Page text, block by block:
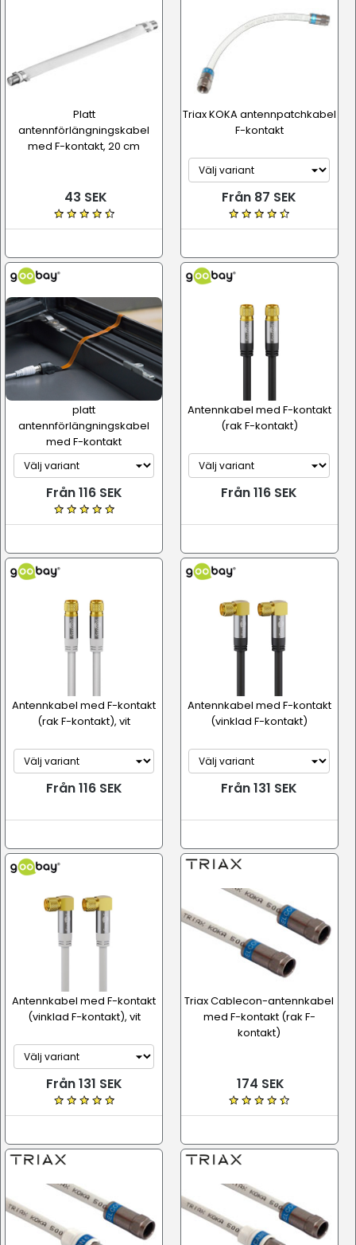
Platt
antennförlängningskabel
med F-kontakt, 20 cm
43 SEK
Triax KOKA antennpatchkabel
F-kontakt
Från 87 SEK
platt
antennförlängningskabel
med F-kontakt
Från 116 SEK
Antennkabel med F-kontakt
(rak F-kontakt)
Från 116 SEK
Antennkabel med F-kontakt
(rak F-kontakt), vit
Från 116 SEK
Antennkabel med F-kontakt
(vinklad F-kontakt)
Från 131 SEK
Antennkabel med F-kontakt
(vinklad F-kontakt), vit
Från 131 SEK
Triax Cablecon-antennkabel
med F-kontakt (rak F-
kontakt)
174 SEK